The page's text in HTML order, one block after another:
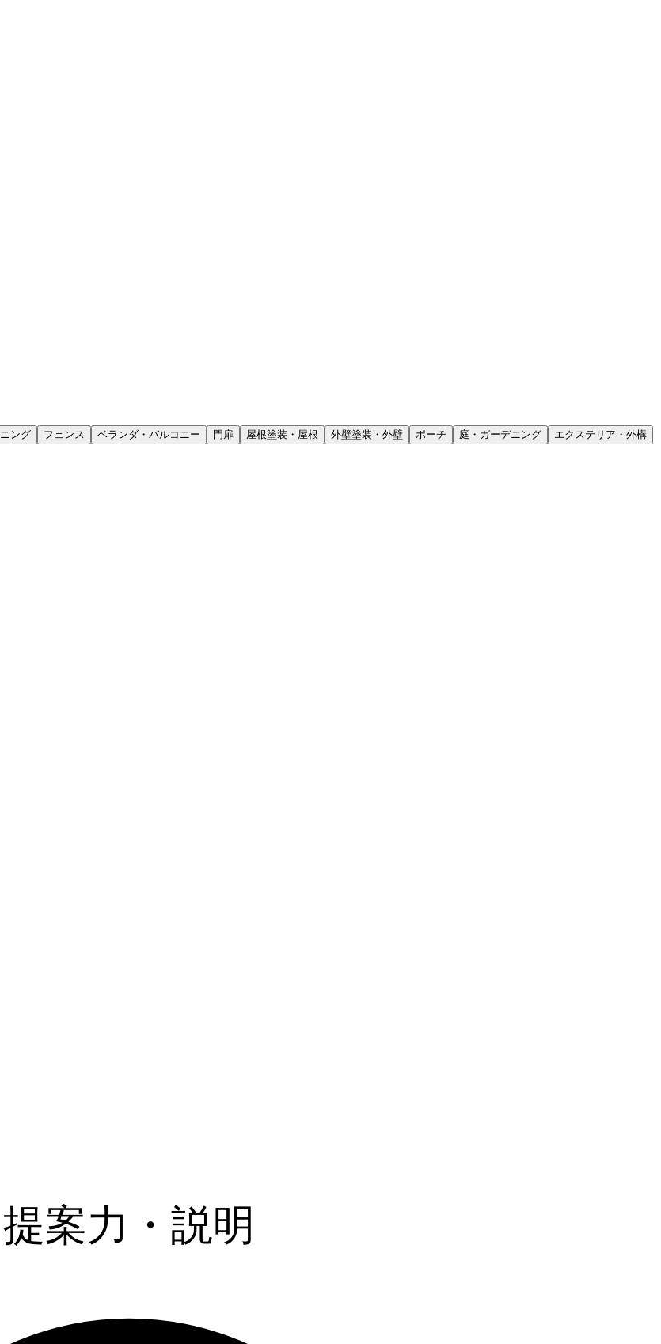
ング フェンス ベランダ・バルコニー 門扉 屋根塗装・屋根 外壁塗装・外壁 ポーチ 庭・ガーデニング エクステリア・外構
提案力・説明